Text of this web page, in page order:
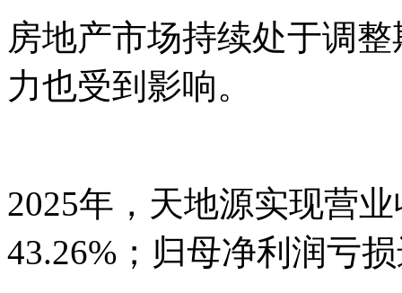
房地产市场持续处于调
力也受到影响。
2025年，天地源实现营
43.26%；归母净利润亏